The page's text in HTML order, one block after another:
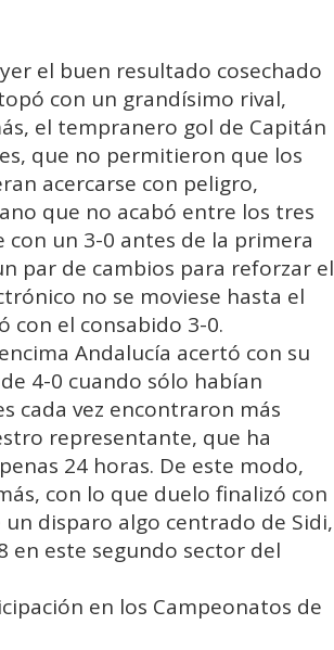
el buen resultado cosechado
con un grandísimo rival,
el tempranero gol de Capitán
que no permitieron que los
acercarse con peligro,
que no acabó entre los tres
con un 3-0 antes de la primera
par de cambios para reforzar el
no se moviese hasta el
con el consabido 3-0.
Andalucía acertó con su
4-0 cuando sólo habían
cada vez encontraron más
representante, que ha
24 horas. De este modo,
con lo que duelo finalizó con
disparo algo centrado de Sidi,
este segundo sector del
en los Campeonatos de